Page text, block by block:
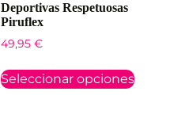
Deportivas Respetuosas
Piruflex
49,95 €
Seleccionar opciones